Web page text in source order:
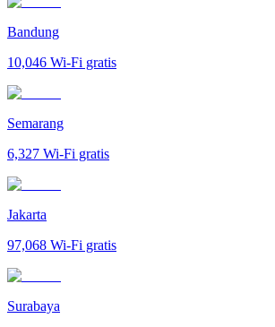
Bandung
10,046 Wi-Fi gratis
Semarang
6,327 Wi-Fi gratis
Jakarta
97,068 Wi-Fi gratis
Surabaya